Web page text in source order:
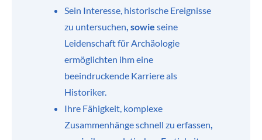
Sein Interesse, historische Ereignisse
zu untersuchen, sowie seine
Leidenschaft für Archäologie
ermöglichten ihm eine
beeindruckende Karriere als
Historiker.
Ihre Fähigkeit, komplexe
Zusammenhänge schnell zu erfassen,